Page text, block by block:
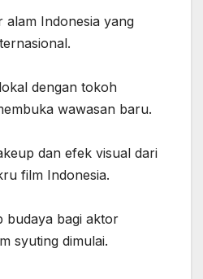
alam Indonesia yang
dengan tokoh
wawasan baru.
dan efek visual dari
film Indonesia.
budaya bagi aktor
syuting dimulai.